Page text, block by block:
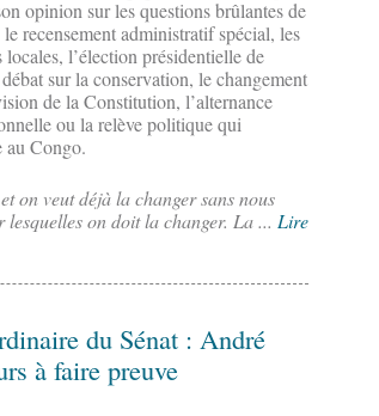
opinion sur les questions brûlantes de
le recensement administratif spécial, les
locales, l’élection présidentielle de
sur la conservation, le changement
de la Constitution, l’alternance
ou la relève politique qui
au Congo.
on veut déjà la changer sans nous
on doit la changer. La ... Lire
du Sénat : André
à faire preuve